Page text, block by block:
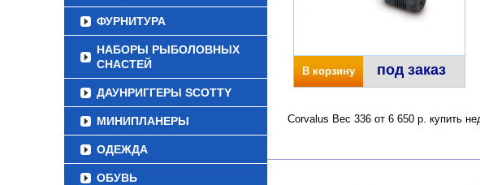
ФУРНИТУРА
НАБОРЫ РЫБОЛОВНЫХ
СНАСТЕЙ
ДАУНРИГГЕРЫ SCOTTY
МИНИПЛАНЕРЫ
ОДЕЖДА
ОБУВЬ
В корзину под заказ
Corvalus Вес 336 от 6 650 р. купить